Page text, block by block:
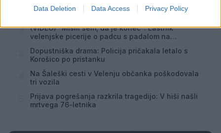
Data Deletion Data Access Privacy Policy
Pretep v gostinskem lokalu v Velenju: 46-letnik
moškega udaril s steklenico in ga zabodel
2
(VIDEO) "Mislil sem, da je konec": Lastnik
velenjske picerije o padcu s padalom na
Dopustniška drama: Policija pričakala letalo s
Korošico po pristanku
Na Šaleški cesti v Velenju občanka poškodovala
tri vozila
Prijava pogrešanja razkrila tragedijo: V hiši našli
mrtvega 76-letnika